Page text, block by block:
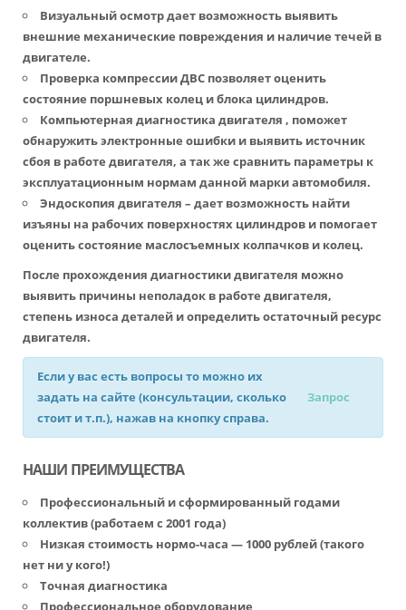
Визуальный осмотр дает возможность выявить
внешние механические повреждения и наличие течей в
двигателе.
Проверка компрессии ДВС позволяет оценить
состояние поршневых колец и блока цилиндров.
Компьютерная диагностика двигателя , поможет
обнаружить электронные ошибки и выявить источник
сбоя в работе двигателя, а так же сравнить параметры к
эксплуатационным нормам данной марки автомобиля.
Эндоскопия двигателя – дает возможность найти
изъяны на рабочих поверхностях цилиндров и помогает
оценить состояние маслосъемных колпачков и колец.
После прохождения диагностики двигателя можно
выявить причины неполадок в работе двигателя,
степень износа деталей и определить остаточный ресурс
двигателя.
Если у вас есть вопросы то можно их
задать на сайте (консультации, сколько
стоит и т.п.), нажав на кнопку справа.
Запрос
НАШИ ПРЕИМУЩЕСТВА
Профессиональный и сформированный годами
коллектив (работаем с 2001 года)
Низкая стоимость нормо-часа — 1000 рублей (такого
нет ни у кого!)
Точная диагностика
Профессиональное оборудование